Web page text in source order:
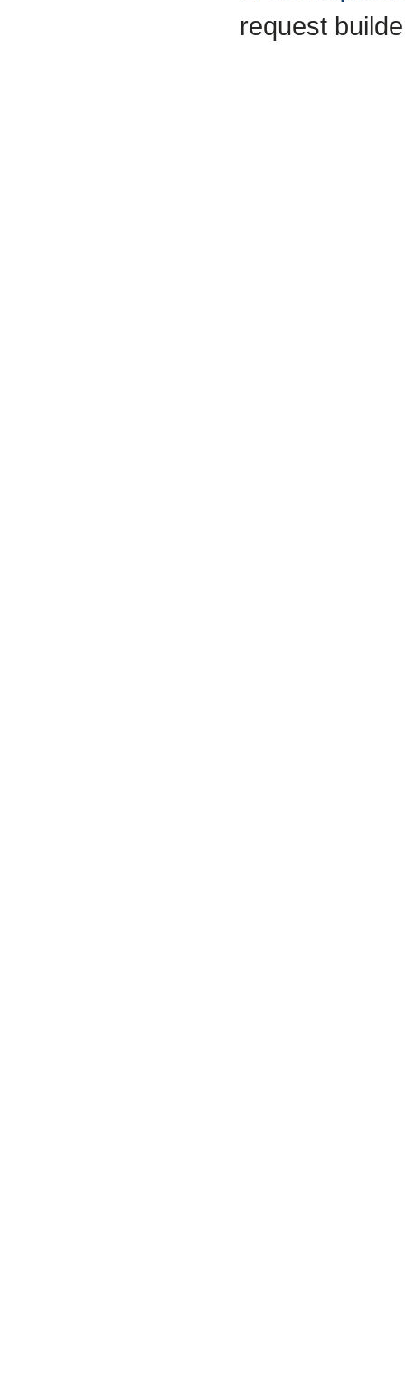
request